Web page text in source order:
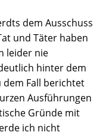
dem Ausschuss
und Täter haben
leider nie
hinter dem
dem Fall berichtet
Ausführungen
Gründe mit
ich nicht